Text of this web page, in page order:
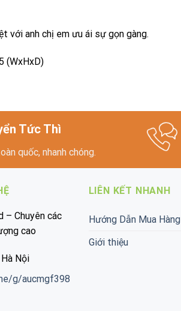
với anh chị em ưu ái sự gọn gàng.
(WxHxD)
Tức Thì
quốc, nhanh chóng.
– Chuyên các
cao
Nội
g/aucmgf398
LIÊN KẾT NHANH
Hướng Dẫn Mua Hàng
Giới thiệu